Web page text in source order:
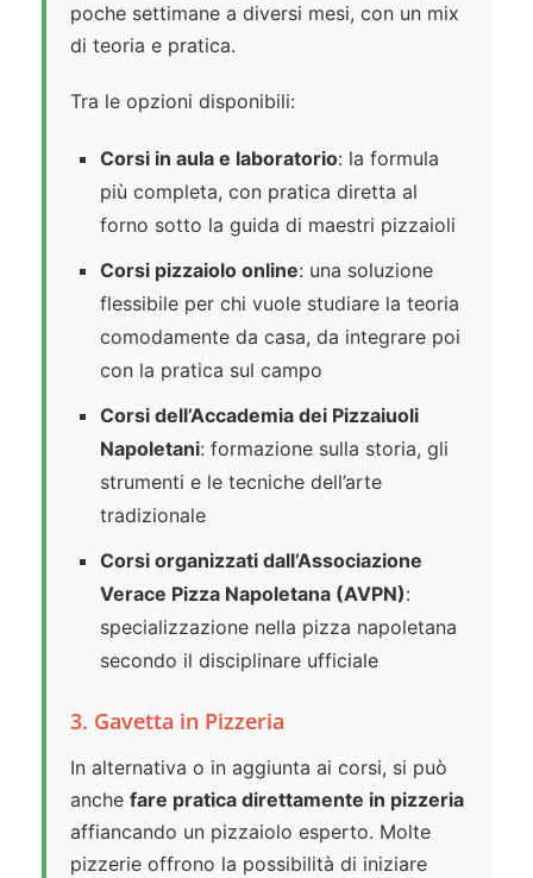
poche settimane a diversi mesi, con un mix
di teoria e pratica.
Tra le opzioni disponibili:
Corsi in aula e laboratorio: la formula
più completa, con pratica diretta al
forno sotto la guida di maestri pizzaioli
Corsi pizzaiolo online: una soluzione
flessibile per chi vuole studiare la teoria
comodamente da casa, da integrare poi
con la pratica sul campo
Corsi dell’Accademia dei Pizzaiuoli
Napoletani: formazione sulla storia, gli
strumenti e le tecniche dell’arte
tradizionale
Corsi organizzati dall’Associazione
Verace Pizza Napoletana (AVPN):
specializzazione nella pizza napoletana
secondo il disciplinare ufficiale
3. Gavetta in Pizzeria
In alternativa o in aggiunta ai corsi, si può
anche fare pratica direttamente in pizzeria
affiancando un pizzaiolo esperto. Molte
pizzerie offrono la possibilità di iniziare